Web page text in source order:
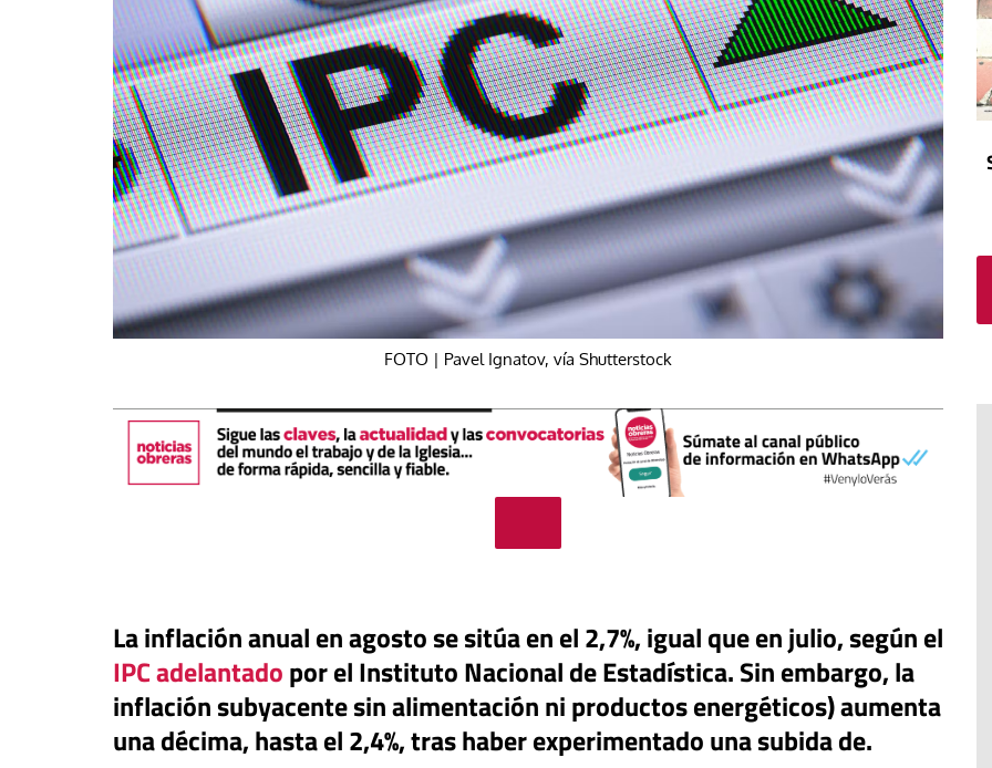
mundo
Radio — Mundo obrero hoy
Vidas precarias
Música
Poesía
Relato
Blog Mensajes guardados
La columna
FOTO | Pavel Ignatov, vía Shutterstock
La inflación anual en agosto se sitúa en el 2,7%, igual que en julio, según el
IPC adelantadopor el Instituto Nacional de Estadística. Sin embargo, la
inflación subyacente sin alimentación ni productos energéticos) aumenta
una décima, hasta el 2,4%, tras haber experimentado una subida de.